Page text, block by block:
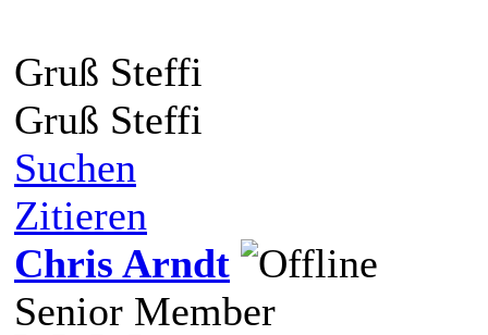
Gruß Steffi
Gruß Steffi
Suchen
Zitieren
Chris Arndt
Senior Member